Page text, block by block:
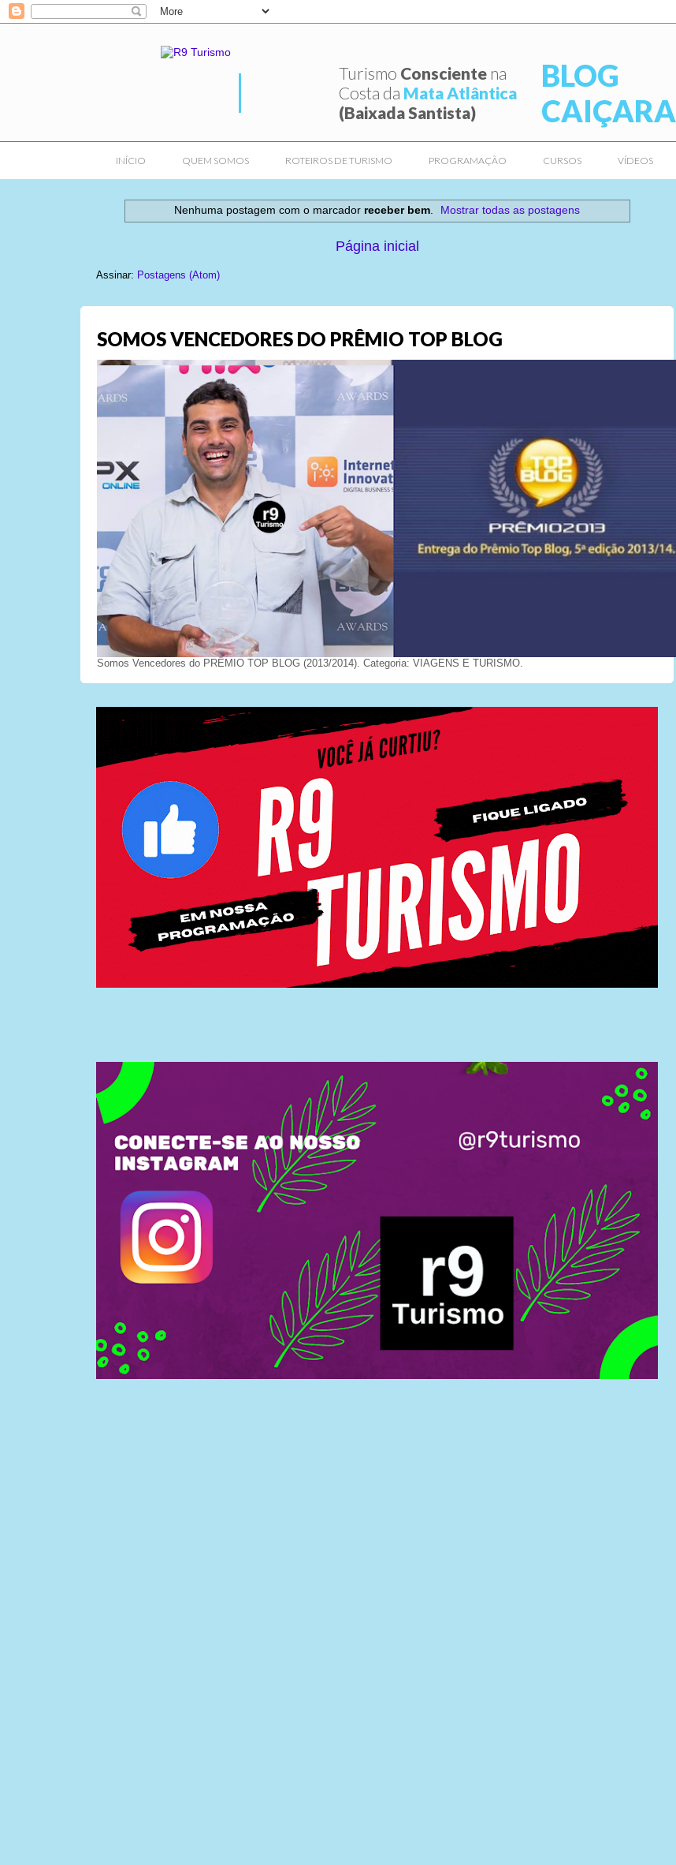
Turismo Consciente na
Costa da Mata Atlântica
(Baixada Santista)
BLOG
CAIÇARA
INÍCIO QUEM SOMOS ROTEIROS DE TURISMO PROGRAMAÇÃO CURSOS VÍDEOS
Nenhuma postagem com o marcador receber bem. Mostrar todas as postagens
Página inicial
Assinar: Postagens (Atom)
SOMOS VENCEDORES DO PRÊMIO TOP BLOG
Somos Vencedores do PRÊMIO TOP BLOG (2013/2014). Categoria: VIAGENS E TURISMO.